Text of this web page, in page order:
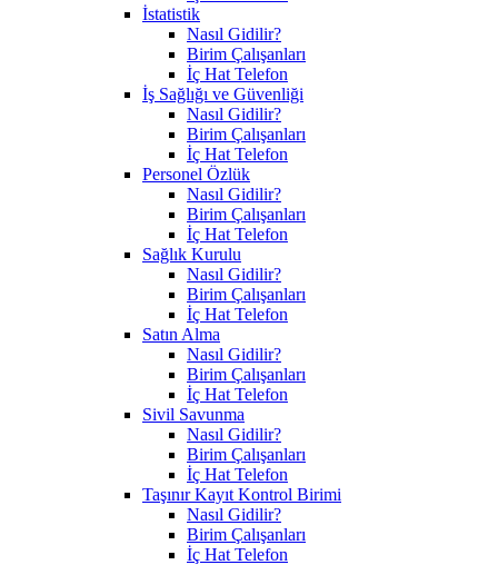
İstatistik
Nasıl Gidilir?
Birim Çalışanları
İç Hat Telefon
İş Sağlığı ve Güvenliği
Nasıl Gidilir?
Birim Çalışanları
İç Hat Telefon
Personel Özlük
Nasıl Gidilir?
Birim Çalışanları
İç Hat Telefon
Sağlık Kurulu
Nasıl Gidilir?
Birim Çalışanları
İç Hat Telefon
Satın Alma
Nasıl Gidilir?
Birim Çalışanları
İç Hat Telefon
Sivil Savunma
Nasıl Gidilir?
Birim Çalışanları
İç Hat Telefon
Taşınır Kayıt Kontrol Birimi
Nasıl Gidilir?
Birim Çalışanları
İç Hat Telefon